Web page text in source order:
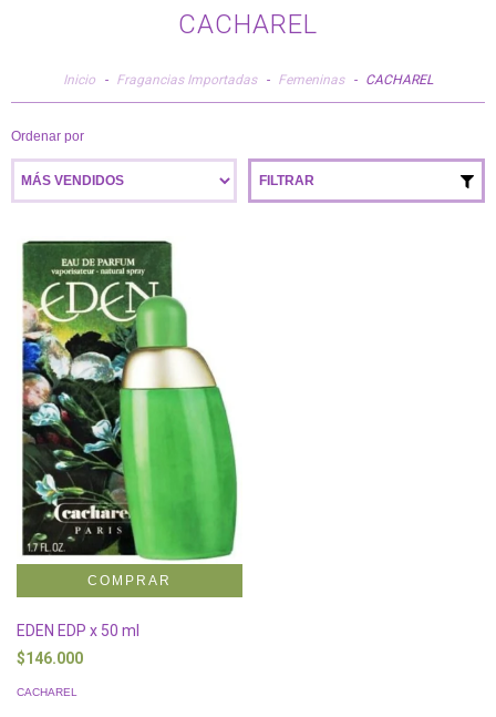
CACHAREL
Inicio - Fragancias Importadas - Femeninas - CACHAREL
Ordenar por
FILTRAR
EDEN EDP x 50 ml
$146.000
CACHAREL